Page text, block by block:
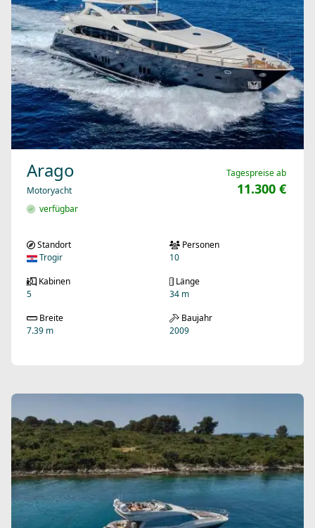
Arago
Motoryacht
verfügbar
Tagespreise ab
11.300 €
Standort
Trogir
Personen
10
Kabinen
5
Länge
34 m
Breite
7.39 m
Baujahr
2009